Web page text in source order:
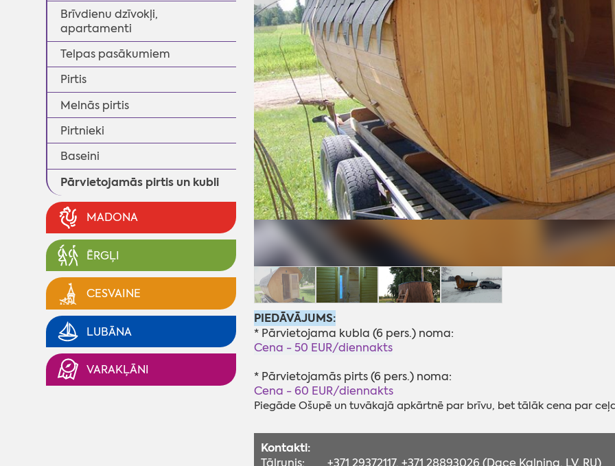
Brīvdienu dzīvokļi,
apartamenti
Telpas pasākumiem
Pirtis
Melnās pirtis
Pirtnieki
Baseini
Pārvietojamās pirtis un kubli
MADONA
ĒRGĻI
CESVAINE
LUBĀNA
VARAKĻĀNI
◄
PIEDĀVĀJUMS:
* Pārvietojama kubla (6 pers.) noma:
Cena - 50 EUR/diennakts
* Pārvietojamās pirts (6 pers.) noma:
Cena - 60 EUR/diennakts
Piegāde Ošupē un tuvākajā apkārtnē par brīvu, bet tālāk cena par
Kontakti:
Tālrunis: +371 29372117, +371 28893026 (Dace Kalniņa, LV, RU)